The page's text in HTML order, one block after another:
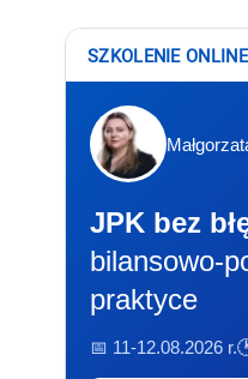
SZKOLENIE ONLINE
JPK bez
bilansowo-
praktyce
📅 11-12.08.2026 r.